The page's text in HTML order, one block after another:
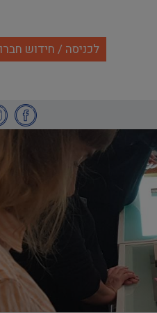
לכניסה / חידוש